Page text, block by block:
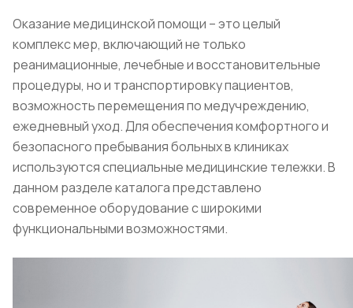
Оказание медицинской помощи – это целый
комплекс мер, включающий не только
реанимационные, лечебные и восстановительные
процедуры, но и транспортировку пациентов,
возможность перемещения по медучреждению,
ежедневный уход. Для обеспечения комфортного и
безопасного пребывания больных в клиниках
используются специальные медицинские тележки. В
данном разделе каталога представлено
современное оборудование с широкими
функциональными возможностями.